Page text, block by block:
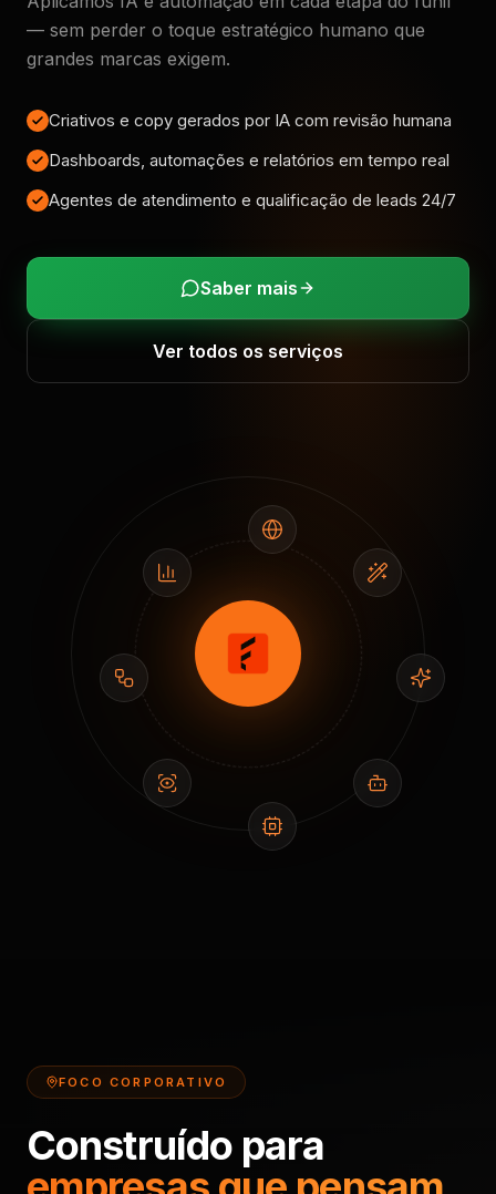
— sem perder o toque estratégico humano que
grandes marcas exigem.
Criativos e copy gerados por IA com revisão humana
Dashboards, automações e relatórios em tempo real
Agentes de atendimento e qualificação de leads 24/7
Saber mais
Ver todos os serviços
FOCO CORPORATIVO
Construído para